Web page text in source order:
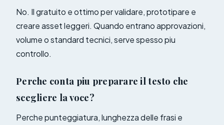
No. Il gratuito e ottimo per validare, prototipare e
creare asset leggeri. Quando entrano approvazioni,
volume o standard tecnici, serve spesso piu
controllo.
Perche conta piu preparare il testo che
scegliere la voce?
Perche punteggiatura, lunghezza delle frasi e